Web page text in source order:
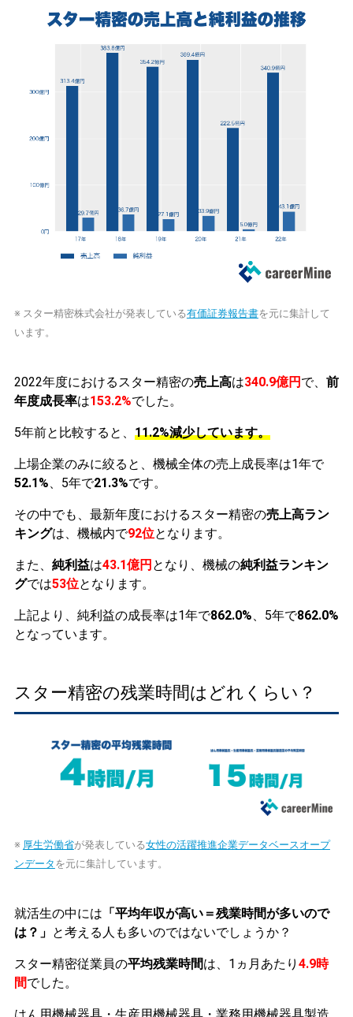
※ スター精密株式会社が発表している有価証券報告書を元に集計して
います。
2022年度におけるスター精密の売上高は340.9億円 で、 前
年度成長率は153.2%でした。
5年前と比較すると、 11.2%減少しています。
上場企業のみに絞ると、機械全体の売上成長率は1年で
52.1%、5年で21.3%です。
その中でも、最新年度におけるスター精密の売上高ラン
キングは、機械内で92位となります。
また、 純利益は43.1億円 となり、機械の純利益ランキン
グでは53位となります。
上記より、純利益の成長率は1年で862.0%、5年で862.0%
となっています。
スター精密の残業時間はどれくらい？
※ 厚生労働省が発表している女性の活躍推進企業データベースオープ
ンデータ を元に集計しています。
就活生の中には 「平均年収が高い＝残業時間が多いので
は？」 と考える人も多いのではないでしょうか？
スター精密従業員の平均残業時間は、1ヵ月あたり 4.9時
間でした。
はん用機械器具・生産用機械器具・業務用機械器具製造